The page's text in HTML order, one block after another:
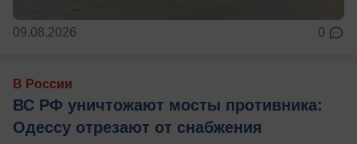
09.08.2026 0
В России
ВС РФ уничтожают мосты противника:
Одессу отрезают от снабжения